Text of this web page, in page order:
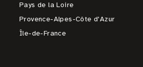
Pays de la Loire
Provence-Alpes-Côte d'Azur
Île-de-France